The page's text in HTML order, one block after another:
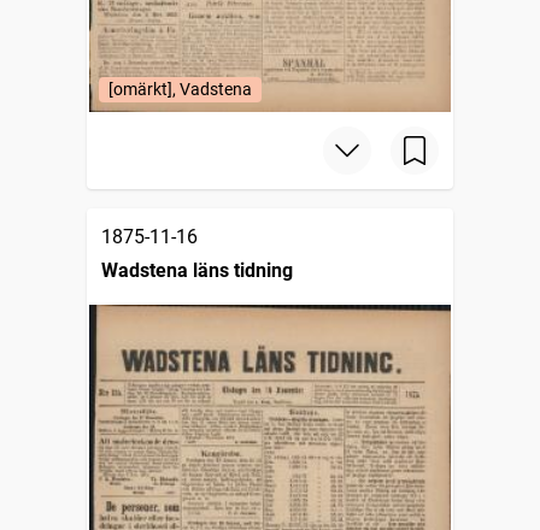
[omärkt], Vadstena
1875-11-16
Wadstena läns tidning